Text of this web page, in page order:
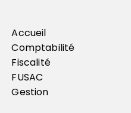
Accueil
Comptabilité
Fiscalité
FUSAC
Gestion